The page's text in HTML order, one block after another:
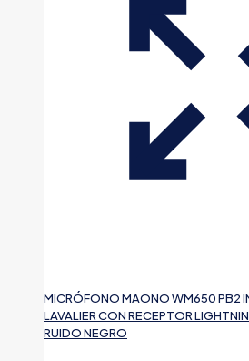
MICRÓFONO MAONO WM650 PB2
LAVALIER CON RECEPTOR
RUIDO NEGRO